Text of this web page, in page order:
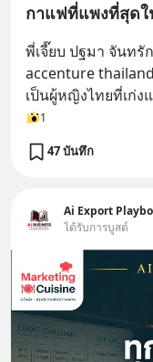
กาแฟที่แพงที่สุด
พี่เจี๊ยบ ปฐมา จันทรั
accenture
เป็นผู้หญิงไทยที่เก่
1
47 บันทึก
Ai Export
ได้รับการบูสต์